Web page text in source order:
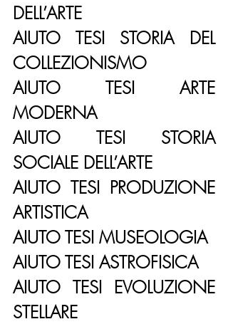
DELL’ARTE
AIUTO TESI STORIA DEL
COLLEZIONISMO
AIUTO TESI ARTE
MODERNA
AIUTO TESI STORIA
SOCIALE DELL’ARTE
AIUTO TESI PRODUZIONE
ARTISTICA
AIUTO TESI MUSEOLOGIA
AIUTO TESI ASTROFISICA
AIUTO TESI EVOLUZIONE
STELLARE